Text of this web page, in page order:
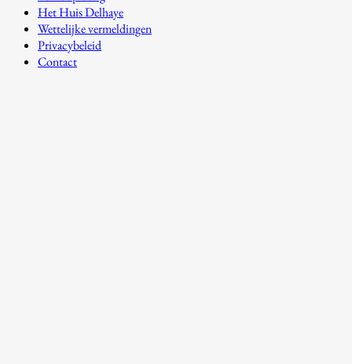
Het Huis Delhaye
Wettelijke vermeldingen
Privacybeleid
Contact